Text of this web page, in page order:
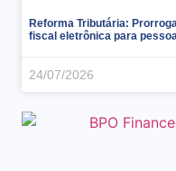
Reforma Tributária:
fiscal eletrônica para
24/07/2026